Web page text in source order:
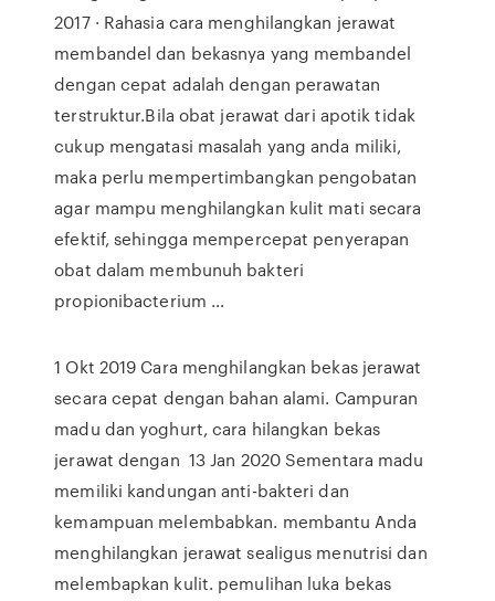
2017 · Rahasia cara menghilangkan jerawat
membandel dan bekasnya yang membandel
dengan cepat adalah dengan perawatan
terstruktur.Bila obat jerawat dari apotik tidak
cukup mengatasi masalah yang anda miliki,
maka perlu mempertimbangkan pengobatan
agar mampu menghilangkan kulit mati secara
efektif, sehingga mempercepat penyerapan
obat dalam membunuh bakteri
propionibacterium …
1 Okt 2019 Cara menghilangkan bekas jerawat
secara cepat dengan bahan alami. Campuran
madu dan yoghurt, cara hilangkan bekas
jerawat dengan 13 Jan 2020 Sementara madu
memiliki kandungan anti-bakteri dan
kemampuan melembabkan. membantu Anda
menghilangkan jerawat sealigus menutrisi dan
melembapkan kulit. pemulihan luka bekas